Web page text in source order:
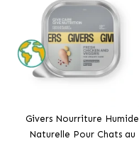
Givers Nourriture Humide
Naturelle Pour Chats au